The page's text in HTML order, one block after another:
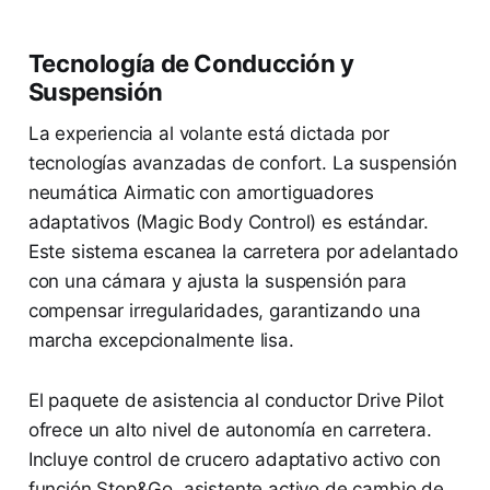
Tecnología de Conducción y
Suspensión
La experiencia al volante está dictada por
tecnologías avanzadas de confort. La suspensión
neumática Airmatic con amortiguadores
adaptativos (Magic Body Control) es estándar.
Este sistema escanea la carretera por adelantado
con una cámara y ajusta la suspensión para
compensar irregularidades, garantizando una
marcha excepcionalmente lisa.
El paquete de asistencia al conductor Drive Pilot
ofrece un alto nivel de autonomía en carretera.
Incluye control de crucero adaptativo activo con